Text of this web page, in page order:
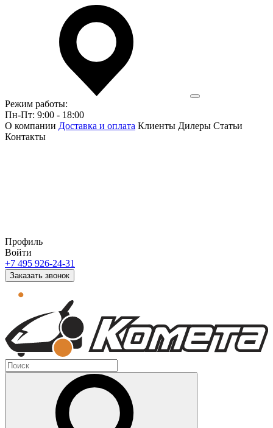
Режим работы:
Пн-Пт: 9:00 - 18:00
О компании Доставка и оплата Клиенты Дилеры Статьи
Контакты
Профиль
Войти
+7 495 926-24-31
Заказать звонок